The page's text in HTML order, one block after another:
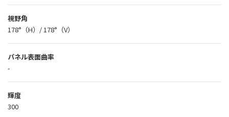
視野角
178°（H）/ 178°（V）
パネル表面曲率
-
輝度
300